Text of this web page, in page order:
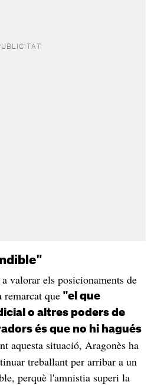
valorar els posicionaments de
remarcat que"el que
o altres poders de
és que no hi hagués
aquesta situació, Aragonès ha
treballant per arribar a un
perquè l'amnistia superi la